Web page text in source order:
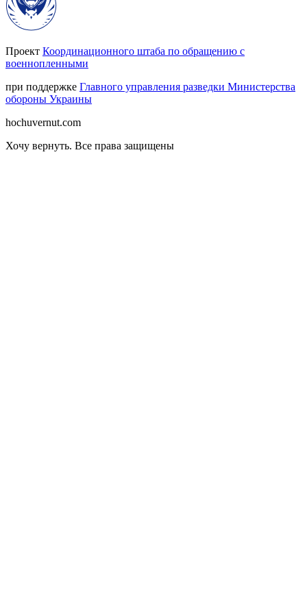
Проект Координационного штаба по обращению с
военнопленными
при поддержке Главного управления разведки Министерства
обороны Украины
hochuvernut.com
Хочу вернуть. Все права защищены